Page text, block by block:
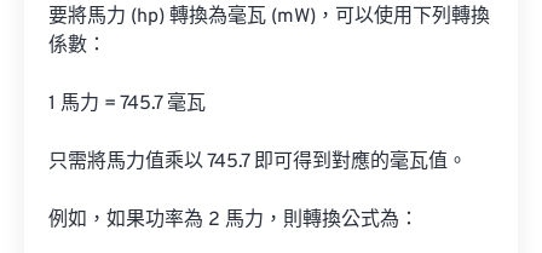
要將馬力 (hp) 轉換為毫瓦 (mW)，可以使用下列轉換
係數：
1 馬力 = 745.7 毫瓦
只需將馬力值乘以 745.7 即可得到對應的毫瓦值。
例如，如果功率為 2 馬力，則轉換公式為：